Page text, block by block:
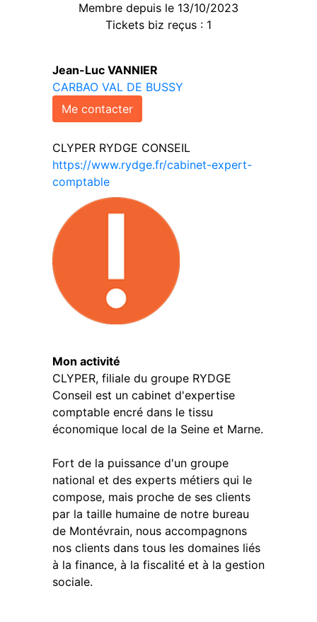
Membre depuis le 13/10/2023
Tickets biz reçus : 1
Jean-Luc VANNIER
CARBAO VAL DE BUSSY
Me contacter
CLYPER RYDGE CONSEIL
https://www.rydge.fr/cabinet-expert-
comptable
Mon activité
CLYPER, filiale du groupe RYDGE
Conseil est un cabinet d'expertise
comptable encré dans le tissu
économique local de la Seine et Marne.
Fort de la puissance d'un groupe
national et des experts métiers qui le
compose, mais proche de ses clients
par la taille humaine de notre bureau
de Montévrain, nous accompagnons
nos clients dans tous les domaines liés
à la finance, à la fiscalité et à la gestion
sociale.